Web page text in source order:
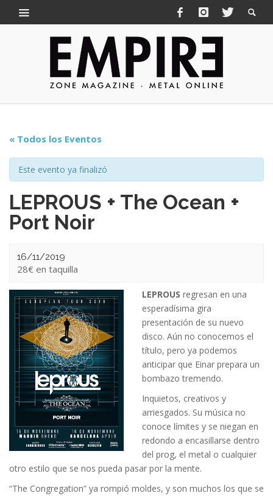
« Todos los Eventos
Este evento ya finalizó
LEPROUS + The Ocean +
Port Noir
16/11/2019
28€
LEPROUS regresan en una
esperadísima gira
presentación de su nuevo
disco. Aún no conocemos el
título, pero ya podemos
anticipar que Einar prepara un
bombazo tremendo.
Inquietos, creativos y
arriesgados. Su música no
conoce límites y se niegan en
redondo a encasillarse dentro
del prog, el metal o cualquier
otro estilo que se nos pueda pasar por la mente.
“The Congregation” ya rompió moldes, y son muchos los que se